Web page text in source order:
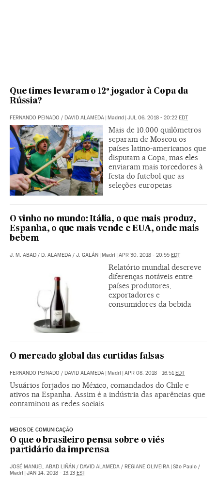
Que times levaram o 12º jogador à Copa da
Rússia?
FERNANDO PEINADO / DAVID ALAMEDA Madrid JUL 06, 2018 - 20:22 EDT
Mais de 10.000 quilômetros
separam de Moscou os
países latino-americanos que
disputam a Copa, mas eles
enviaram mais torcedores à
festa do futebol que as
seleções europeias
O vinho no mundo: Itália, o que mais produz,
Espanha, o que mais vende e EUA, onde mais
bebem
J. M. ABAD / D. ALAMEDA / J. GALÁN Madri APR 30, 2018 - 20:55 EDT
Relatório mundial descreve
diferenças notáveis entre
países produtores,
exportadores e
consumidores da bebida
O mercado global das curtidas falsas
FERNANDO PEINADO / DAVID ALAMEDA Madri APR 08, 2018 - 16:51 EDT
Usuários forjados no México, comandados do Chile e
ativos na Espanha. Assim é a indústria das aparências que
contaminou as redes sociais
MEIOS DE COMUNICAÇÃO
O que o brasileiro pensa sobre o viés
partidário da imprensa
JOSÉ MANUEL ABAD LIÑÁN / DAVID ALAMEDA / REGIANE OLIVEIRA São Paulo /
Madri
JAN 14, 2018 - 13:13 EST